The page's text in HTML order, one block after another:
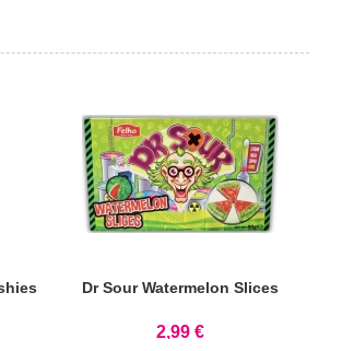
Dr Sour Watermelon Slices
2,99 €